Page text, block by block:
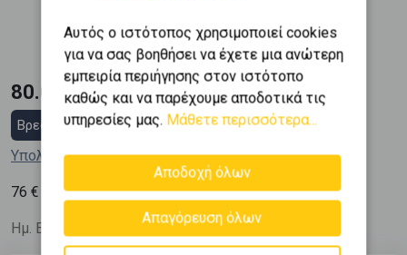
1056 m2
80.000 €
Βρες στεγαστικό δάνειο
Υπολόγισε τη δόση μου
76 € / m2
Ημ. Ενημέρωσης: 25/04/26
Αυτός ο ιστότοπος χρησιμοποιεί cookies
για να σας βοηθήσει να έχετε μια ανώτερη
εμπειρία περιήγησης στον ιστότοπο
καθώς και να παρέχουμε αποδοτικά τις
υπηρεσίες μας. Μάθετε περισσότερα...
Αποδοχή όλων
Απαγόρευση όλων